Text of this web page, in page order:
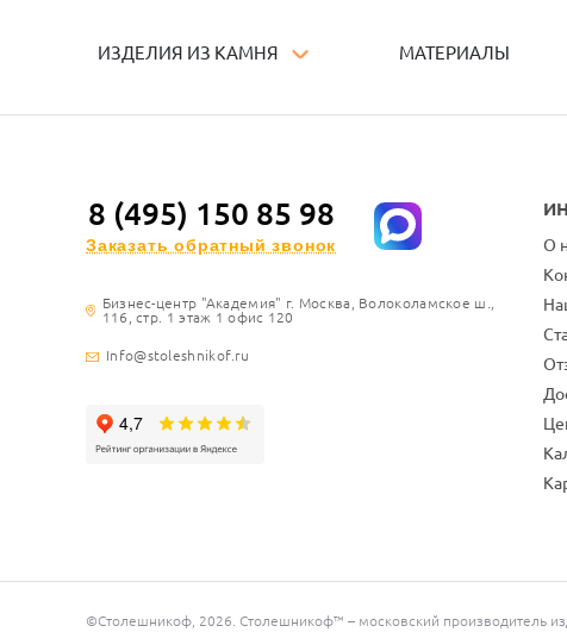
ИЗДЕЛИЯ ИЗ КАМНЯ МАТЕРИАЛЫ
8 (495) 150 85 98
Заказать обратный звонок
Бизнес-центр "Академия" г. Москва, Волоколамское ш.,
116, стр. 1 этаж 1 офис 120
Info@stoleshnikof.ru
О
©Столешникоф, 2026. Столешникоф™ – московский производитель